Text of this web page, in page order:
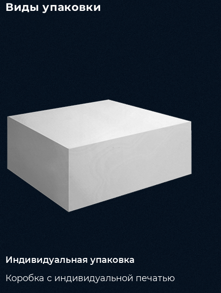
Виды упаковки
Индивидуальная упаковка
Коробка с индивидуальной печатью